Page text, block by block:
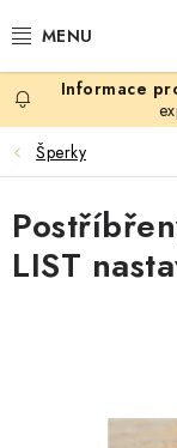
na
SLEVY, DOPRODEJ
KÁVA
ČOKOLÁDA
Šperky
LIST